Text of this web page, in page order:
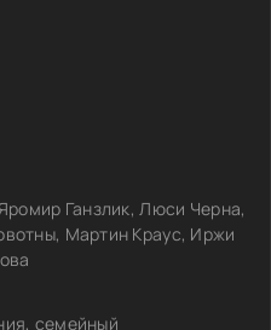
Ганзлик, Люси Черна,
Мартин Краус, Иржи
семейный